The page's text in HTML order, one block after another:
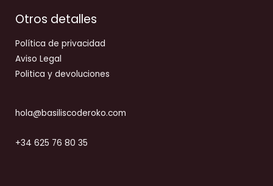
Otros detalles
Política de privacidad
Aviso Legal
Politica y devoluciones
hola@basiliscoderoko.com
+34 625 76 80 35